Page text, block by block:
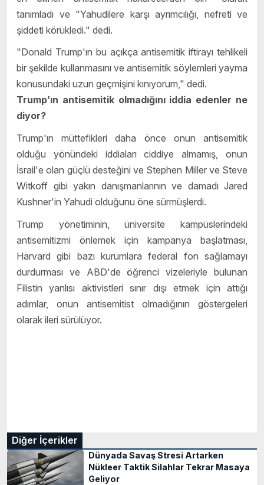
tanımladı ve "Yahudilere karşı ayrımcılığı, nefreti ve
şiddeti körükledi." dedi.
"Donald Trump'ın bu açıkça antisemitik iftirayı tehlikeli
bir şekilde kullanmasını ve antisemitik söylemleri yayma
konusundaki uzun geçmişini kınıyorum," dedi.
Trump’ın antisemitik olmadığını iddia edenler ne
diyor?
Trump'ın müttefikleri daha önce onun antisemitik
olduğu yönündeki iddiaları ciddiye almamış, onun
İsrail'e olan güçlü desteğini ve Stephen Miller ve Steve
Witkoff gibi yakın danışmanlarının ve damadı Jared
Kushner'in Yahudi olduğunu öne sürmüşlerdi.
Trump yönetiminin, üniversite kampüslerindeki
antisemitizmi önlemek için kampanya başlatması,
Harvard gibi bazı kurumlara federal fon sağlamayı
durdurması ve ABD'de öğrenci vizeleriyle bulunan
Filistin yanlısı aktivistleri sınır dışı etmek için attığı
adımlar, onun antisemitist olmadığının göstergeleri
olarak ileri sürülüyor.
Diğer İçerikler
Dünyada Savaş Stresi Artarken
Nükleer Taktik Silahlar Tekrar Masaya
Geliyor